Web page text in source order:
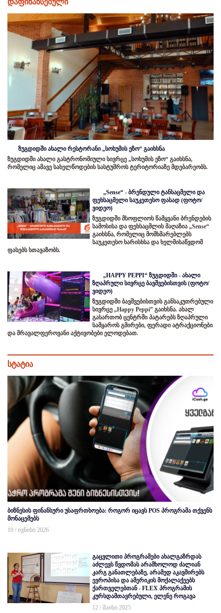
დაფინანსებული
ზუგდიდში ახალი რესტორანი „სოხუმის ეზო“ გაიხსნა
ზუგდიდში ახალი გასტრონომიული სივრცე „სოხუმის ეზო“ გაიხსნა,
რომელიც ამავე სახელწოდების სასტუმროს ტერიტორიაზე მდებარეობს.
„Sense“ - ბრენდული ტანსაცმელი და
ფეხსაცმელი საუკეთესო ფასად (ფოტო/
ვიდეო)
ზუგდიდში მსოფლიოს წამყვანი ბრენდების
სამოსისა და ფეხსაცმლის მაღაზია „Sense“
გაიხსნა, რომელიც მომხმარებლებს
საუკეთესო ხარისხსა და ხელმისაწვდომ
ფასებს სთავაზობს.
„HAPPY PEPPI“ ზუგდიდში - ახალი
ზღაპრული სივრცე ბავშვებისთვის (ფოტო/
ვიდეო)
ზუგდიდში ბავშვებისთვის განსაკუთრებული
სივრცე „Happy Peppi” გაიხსნა. ახალ
გასართობ ცენტრში პატარებს ზღაპრული
სამყაროს გმირები, ფერადი ატრაქციონები
და მრავალფეროვანი აქტივობები ელოდებათ.
სტატია
ბიზნესის ფინანსური უსაფრთხოება: როგორ იცავს POS პროგრამა თქვენს
მონაცემებს
10 / ივნისი 2026
გაცვლითი პროგრამები ახალგაზრდას
აძლევს წვდომას არამხოლოდ ძალიან
კარგ განათლებაზე, არამედ აკავშირებს
ევროპისა და ამერიკის მოქალაქეებს
ქართველებთან - FLEX პროგრამის
კურსდამთავრებული, ელენე როგავა
12 / მაისი 2025